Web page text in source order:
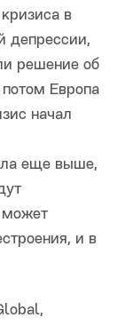
в
депрессии,
решение об
Европа
начал
еще выше,
может
и в